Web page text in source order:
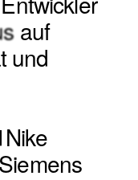
auf
und
Nike
Siemens